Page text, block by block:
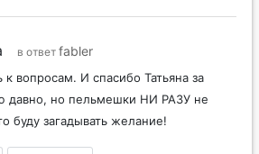
в ответ fabler
вопросам. И спасибо Татьяна за
давно, но пельмешки НИ РАЗУ не
буду загадывать желание!